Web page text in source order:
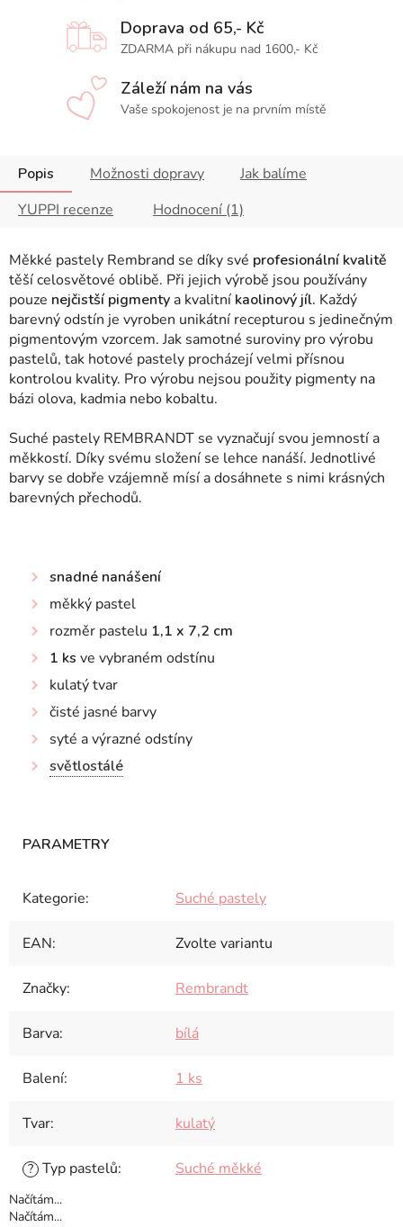
Doprava od 65,- Kč
ZDARMA při nákupu nad 1600,- Kč
Záleží nám na vás
Vaše spokojenost je na prvním místě
Popis Možnosti dopravy
Jak balíme
YUPPI recenze
Hodnocení (1)
Měkké pastely Rembrand se díky své profesionální kvalitě
těší celosvětové oblibě. Při jejich výrobě jsou používány
pouze nejčistší pigmenty a kvalitní kaolinový jíl. Každý
barevný odstín je vyroben unikátní recepturou s jedinečným
pigmentovým vzorcem. Jak samotné suroviny pro výrobu
pastelů, tak hotové pastely procházejí velmi přísnou
kontrolou kvality. Pro výrobu nejsou použity pigmenty na
bázi olova, kadmia nebo kobaltu.
Suché pastely REMBRANDT se vyznačují svou jemností a
měkkostí. Díky svému složení se lehce nanáší. Jednotlivé
barvy se dobře vzájemně mísí a dosáhnete s nimi krásných
barevných přechodů.
snadné nanášení
měkký pastel
rozměr pastelu 1,1 x 7,2 cm
1 ks ve vybraném odstínu
kulatý tvar
čisté jasné barvy
syté a výrazné odstíny
světlostálé
Kategorie: Suché pastely
EAN: Zvolte variantu
Značky: Rembrandt
Barva: bílá
Balení: 1 ks
Tvar: kulatý
? Typ pastelů: Suché měkké
Načítám...
Načítám...